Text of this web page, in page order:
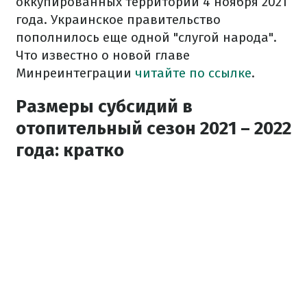
года. Украинское правительство
пополнилось еще одной "слугой народа".
Что известно о новой главе
Минреинтеграции читайте по ссылке.
Размеры субсидий в
отопительный сезон 2021 – 2022
года: кратко